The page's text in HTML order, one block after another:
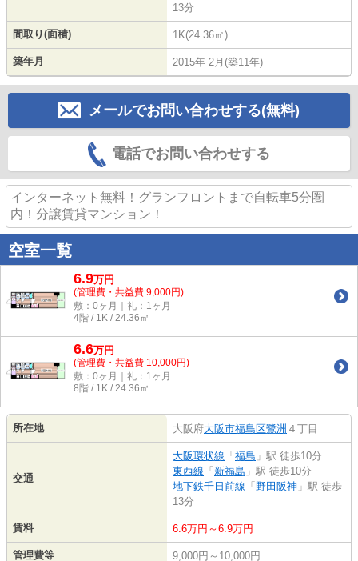
13分
間取り(面積) 1K(24.36㎡)
築年月 2015年 2月(築11年)
メールでお問い合わせする(無料)
電話でお問い合わせする
インターネット無料！グランフロントまで自転車5分圏
内！分譲賃貸マンション！
空室一覧
6.9万円
(管理費・共益費 9,000円)
敷：0ヶ月｜礼：1ヶ月
4階 / 1K / 24.36㎡
6.6万円
(管理費・共益費 10,000円)
敷：0ヶ月｜礼：1ヶ月
8階 / 1K / 24.36㎡
所在地 大阪府大阪市福島区鷺洲 ４丁目
交通
大阪環状線 「 福島 」駅 徒歩10分
東西線 「 新福島 」駅 徒歩10分
地下鉄千日前線 「 野田阪神 」駅 徒歩
13分
賃料 6.6万円～6.9万円
管理費等 9,000円～10,000円